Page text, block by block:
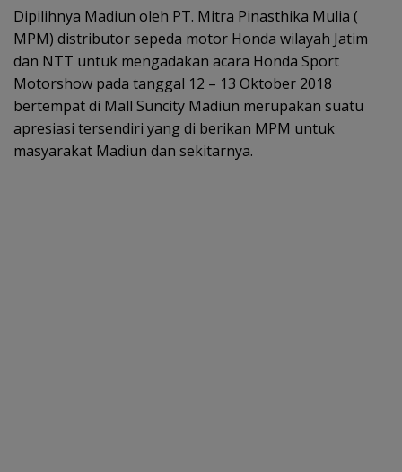
Dipilihnya Madiun oleh PT. Mitra Pinasthika Mulia (
MPM) distributor sepeda motor Honda wilayah Jatim
dan NTT untuk mengadakan acara Honda Sport
Motorshow pada tanggal 12 – 13 Oktober 2018
bertempat di Mall Suncity Madiun merupakan suatu
apresiasi tersendiri yang di berikan MPM untuk
masyarakat Madiun dan sekitarnya.